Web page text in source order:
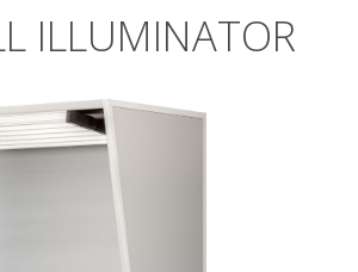
ILLUMINATOR